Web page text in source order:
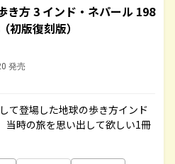
き方 3 インド・ネパール 198
初版復刻版）
発売
て登場した地球の歩き方インド
時の旅を思い出して欲しい1冊